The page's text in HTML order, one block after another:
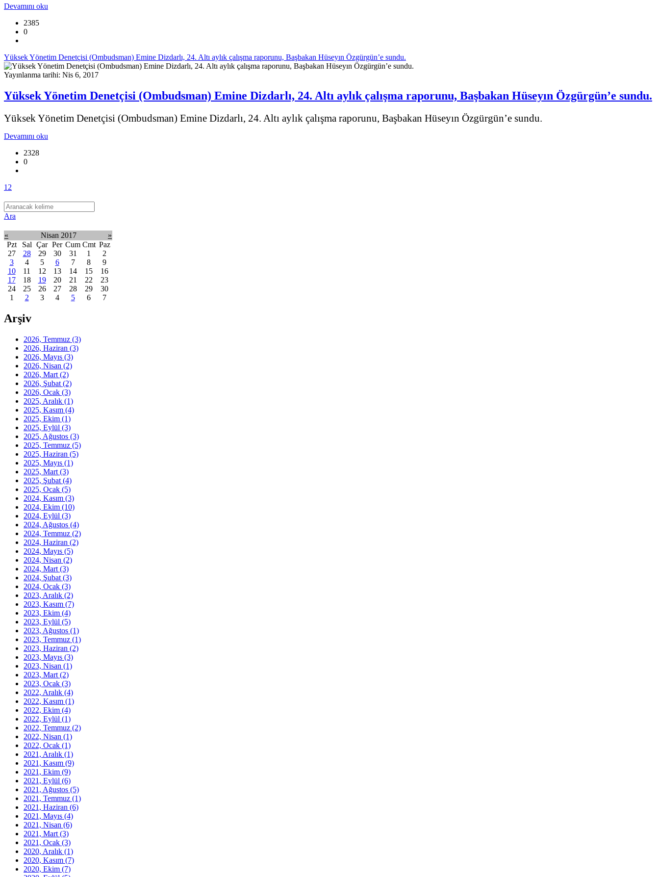
Devamını oku
2385
0
Yüksek Yönetim Denetçisi (Ombudsman) Emine Dizdarlı, 24. Altı aylık çalışma raporunu, Başbakan Hüseyın Özgürgün’e sundu.
Yayınlanma tarihi: Nis 6, 2017
Yüksek Yönetim Denetçisi (Ombudsman) Emine Dizdarlı, 24. Altı aylık çalışma raporunu, Başbakan Hüseyın Özgürgün’e sundu.
Yüksek Yönetim Denetçisi (Ombudsman) Emine Dizdarlı, 24. Altı aylık çalışma raporunu, Başbakan Hüseyın Özgürgün’e sundu.
Devamını oku
2328
0
1 2
Ara
« Nisan 2017
»
Pzt
Sal Çar Per Cum Cmt Paz
27
28 29 30 31 1
2
3
4 5 6 7 8
9
10
11 12 13 14 15
16
17
18 19 20 21 22
23
24
25 26 27 28 29
30
1
2 3 4 5 6 7
Arşiv
2026, Temmuz (3)
2026, Haziran (3)
2026, Mayıs (3)
2026, Nisan (2)
2026, Mart (2)
2026, Şubat (2)
2026, Ocak (3)
2025, Aralık (1)
2025, Kasım (4)
2025, Ekim (1)
2025, Eylül (3)
2025, Ağustos (3)
2025, Temmuz (5)
2025, Haziran (5)
2025, Mayıs (1)
2025, Mart (3)
2025, Şubat (4)
2025, Ocak (5)
2024, Kasım (3)
2024, Ekim (10)
2024, Eylül (3)
2024, Ağustos (4)
2024, Temmuz (2)
2024, Haziran (2)
2024, Mayıs (5)
2024, Nisan (2)
2024, Mart (3)
2024, Şubat (3)
2024, Ocak (3)
2023, Aralık (2)
2023, Kasım (7)
2023, Ekim (4)
2023, Eylül (5)
2023, Ağustos (1)
2023, Temmuz (1)
2023, Haziran (2)
2023, Mayıs (3)
2023, Nisan (1)
2023, Mart (2)
2023, Ocak (3)
2022, Aralık (4)
2022, Kasım (1)
2022, Ekim (4)
2022, Eylül (1)
2022, Temmuz (2)
2022, Nisan (1)
2022, Ocak (1)
2021, Aralık (1)
2021, Kasım (9)
2021, Ekim (9)
2021, Eylül (6)
2021, Ağustos (5)
2021, Temmuz (1)
2021, Haziran (6)
2021, Mayıs (4)
2021, Nisan (6)
2021, Mart (3)
2021, Ocak (3)
2020, Aralık (1)
2020, Kasım (7)
2020, Ekim (7)